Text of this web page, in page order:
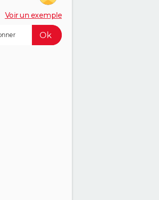
Voir un exemple